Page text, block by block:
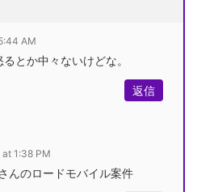
AM
とか中々ないけどな。
返信
1:38 PM
んのロードモバイル案件